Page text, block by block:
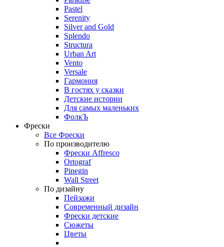
Pastel
Serenity
Silver and Gold
Splendo
Structura
Urban Art
Vento
Versale
Гармония
В гостях у сказки
Детские истории
Для самых маленьких
ФолкЪ
Фрески
Все Фрески
По производителю
Фрески Affresco
Ortograf
Pinegin
Wall Street
По дизайну
Пейзажи
Современный дизайн
Фрески детские
Сюжеты
Цветы